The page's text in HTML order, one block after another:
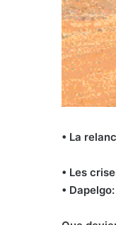
• La
• Les
•